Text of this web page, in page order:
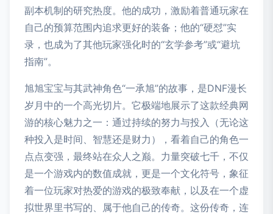
副本机制的研究热度。他的成功，激励着普通玩家在
自己的预算范围内追求更好的装备；他的“硬怼”实
录，也成为了其他玩家强化时的“玄学参考”或“避坑
指南”。
旭旭宝宝与其武神角色“一承旭”的故事，是DNF漫长
岁月中的一个高光切片。它极端地展示了这款经典网
游的核心魅力之一：通过持续的努力与投入（无论这
种投入是时间、智慧还是财力），看着自己的角色一
点点变强，最终站在众人之巅。力量突破七千，不仅
是一个游戏内的数值成就，更是一个文化符号，象征
着一位玩家对热爱的游戏的极致奉献，以及在一个虚
拟世界里书写的、属于他自己的传奇。这份传奇，连